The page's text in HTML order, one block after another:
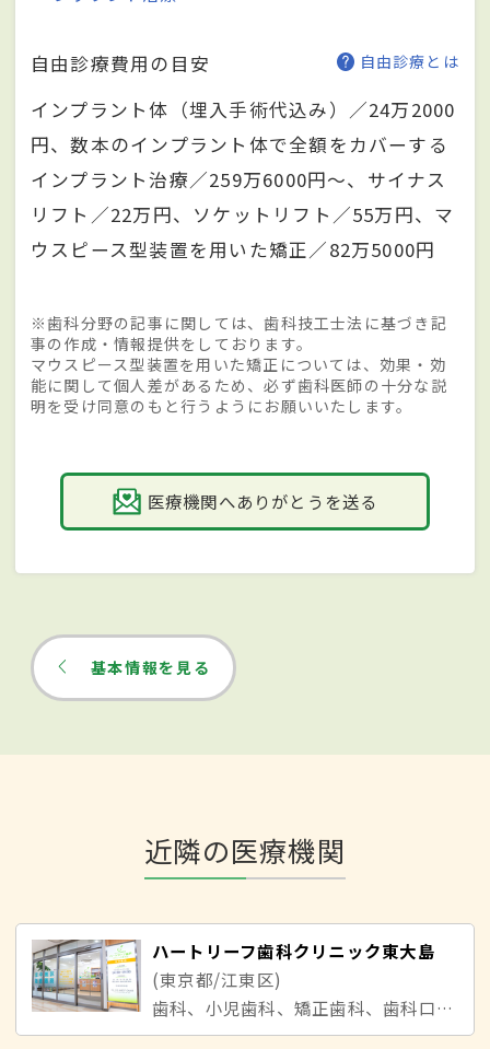
自由診療費用の目安 自由診療とは
インプラント体（埋入手術代込み）／24万2000
円、数本のインプラント体で全額をカバーする
インプラント治療／259万6000円～、サイナス
リフト／22万円、ソケットリフト／55万円、マ
ウスピース型装置を用いた矯正／82万5000円
※歯科分野の記事に関しては、歯科技工士法に基づき記
事の作成・情報提供をしております。
マウスピース型装置を用いた矯正については、効果・効
能に関して個人差があるため、必ず歯科医師の十分な説
明を受け同意のもと行うようにお願いいたします。
医療機関へありがとうを送る
基本情報を見る
近隣の医療機関
ハートリーフ歯科クリニック東大島
(東京都/江東区)
歯科、小児歯科、矯正歯科、歯科口腔外科